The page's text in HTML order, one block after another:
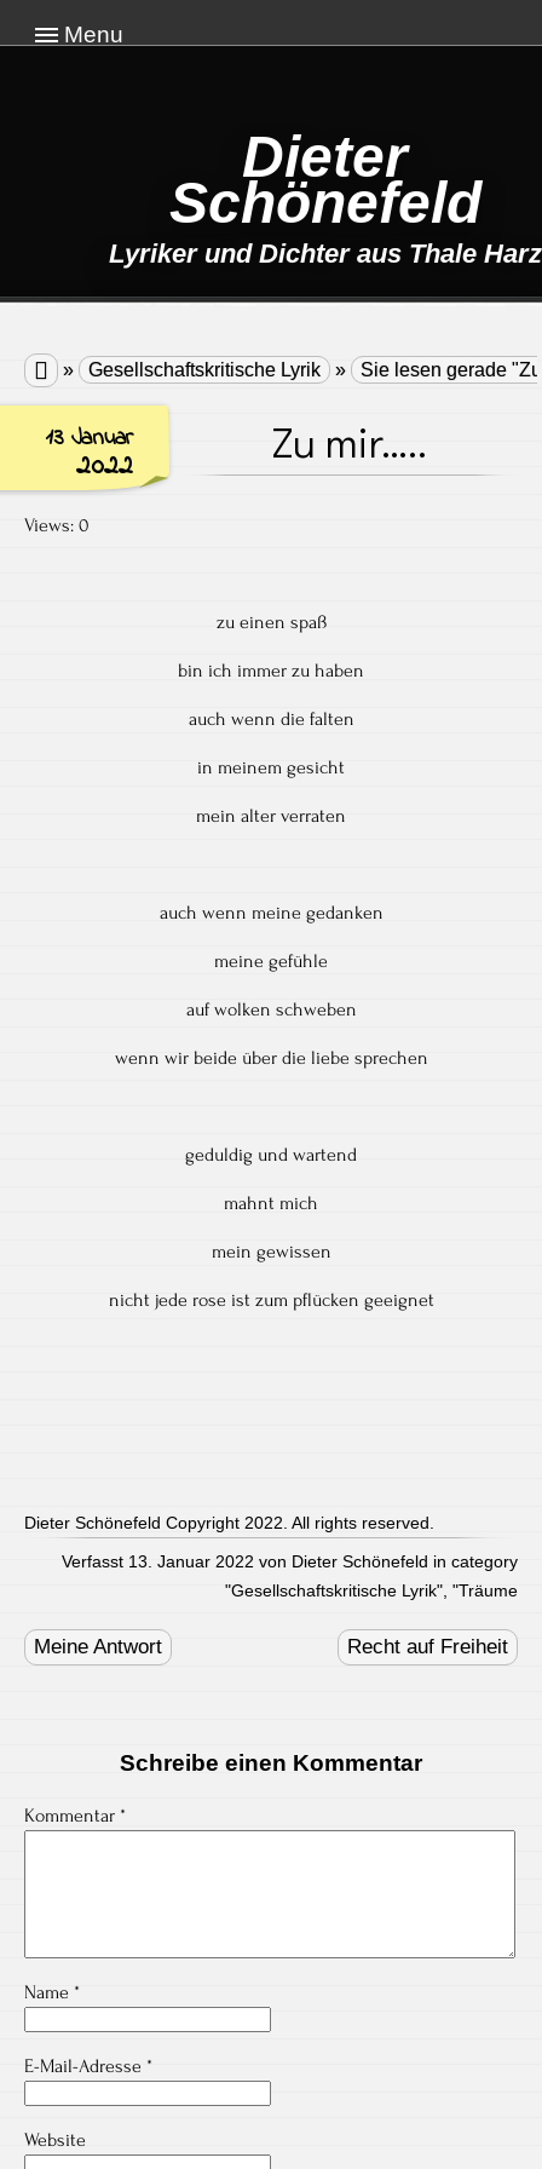
Menu
Dieter
Schönefeld
Lyriker und Dichter aus Thale Harz
 » Gesellschaftskritische Lyrik » Sie lesen gerade
13 Januar
2022 Zu mir…..
Views: 0
zu einen spaß
bin ich immer zu haben
auch wenn die falten
in meinem gesicht
mein alter verraten
auch wenn meine gedanken
meine gefühle
auf wolken schweben
wenn wir beide über die liebe sprechen
geduldig und wartend
mahnt mich
mein gewissen
nicht jede rose ist zum pflücken geeignet
Dieter Schönefeld Copyright 2022. All rights reserved.
Verfasst 13. Januar 2022 von Dieter Schönefeld in category
"Gesellschaftskritische Lyrik", "Träume
navigation
Meine Antwort Recht auf Freiheit
Schreibe einen Kommentar
Kommentar *
Name *
E-Mail-Adresse *
Website